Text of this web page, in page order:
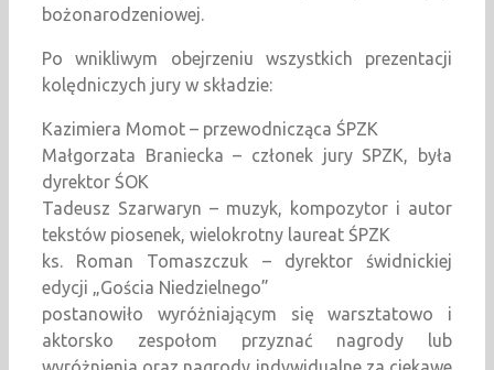
bożonarodzeniowej.
Po wnikliwym obejrzeniu wszystkich prezentacji
kolędniczych jury w składzie:
Kazimiera Momot – przewodnicząca ŚPZK
Małgorzata Braniecka – członek jury SPZK, była
dyrektor ŚOK
Tadeusz Szarwaryn – muzyk, kompozytor i autor
tekstów piosenek, wielokrotny laureat ŚPZK
ks. Roman Tomaszczuk – dyrektor świdnickiej
edycji „Gościa Niedzielnego”
postanowiło wyróżniającym się warsztatowo i
aktorsko zespołom przyznać nagrody lub